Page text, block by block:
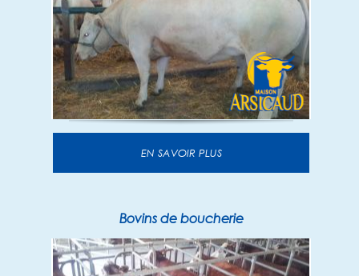
EN SAVOIR PLUS
Bovins de boucherie